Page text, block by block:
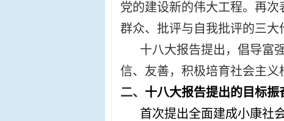
党的建设新的伟大工程。再
群众、批评与自我批评的三大
十八大报告提出，倡导富
信、友善，积极培育社会主义
二、 十八大报告提出的目标振
首次提出全面建成小康社